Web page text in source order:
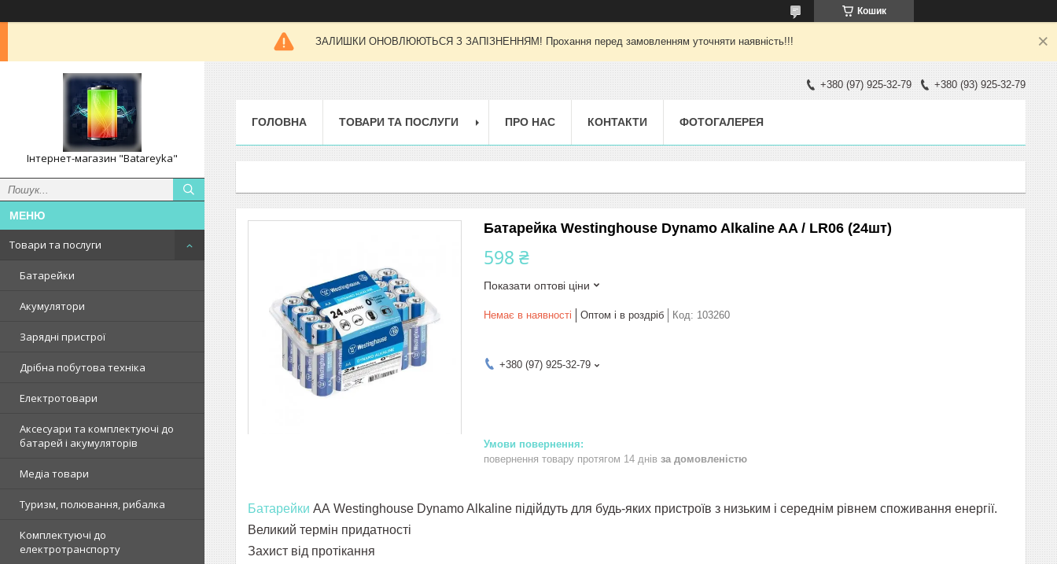
Кошик
ЗАЛИШКИ ОНОВЛЮЮТЬСЯ З ЗАПІЗНЕННЯМ! Прохання перед замовленням уточняти наявність!!!
Інтернет-магазин "Batareyka"
Товари та послуги
Батарейки
Акумулятори
Зарядні пристрої
Дрібна побутова техніка
Електротовари
Аксесуари та комплектуючі до
батарей і акумуляторів
Медіа товари
Туризм, полювання, рибалка
Комплектуючі до
електротранспорту
+380 (97) 925-32-79 +380 (93) 925-32-79
ГОЛОВНА ТОВАРИ ТА ПОСЛУГИ ПРО НАС КОНТАКТИ ФОТОГАЛЕРЕЯ
Батарейка Westinghouse Dynamo Alkaline AA / LR06 (24шт)
598 ₴
Показати оптові ціни
Немає в наявності Оптом і в роздріб Код: 103260
+380 (97) 925-32-79
повернення товару протягом 14 днів за домовленістю
Батарейки АА Westinghouse Dynamo Alkaline підійдуть для будь-яких пристроїв з низьким і середнім рівнем споживання енергії.
Великий термін придатності
Захист від протікання